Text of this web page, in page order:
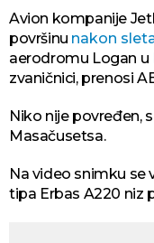
Avion kompanije
površinu nakon
aerodromu Logan u
zvaničnici, prenosi
Niko nije povređen,
Masačusetsa.
Na video snimku se
tipa Erbas A220 niz